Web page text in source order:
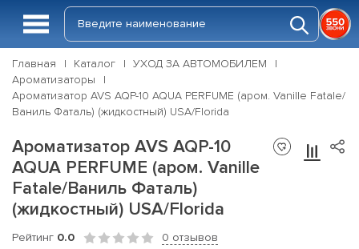
Главная Каталог
УХОД ЗА АВТОМОБИЛЕМ
Ароматизаторы
Ароматизатор AVS AQP-10 AQUA PERFUME (аром. Vanille Fatale/
Ваниль Фаталь) (жидкостный) USA/Florida
Ароматизатор AVS AQP-10
AQUA PERFUME (аром. Vanille
Fatale/Ваниль Фаталь)
(жидкостный) USA/Florida
Рейтинг 0.0 0 отзывов